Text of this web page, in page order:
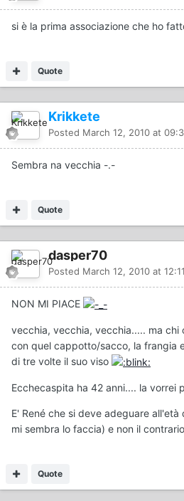
si è la prima associazione che ho
Quote
Krikkete
Posted March 12, 2010 at
Sembra na vecchia -.-
Quote
dasper70
Posted March 12, 2010 at
NON MI PIACE
vecchia, vecchia, vecchia..... ma chi
con quel cappotto/sacco, la frangia
di tre volte il suo viso
Ecchecaspita ha 42 anni.... la vorrei
E' René che si deve adeguare
mi sembra lo faccia) e non il
Quote